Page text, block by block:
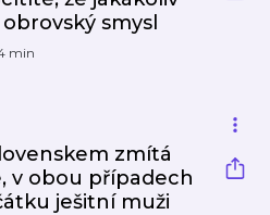
smysl
min
zmítá
v obou případech
ješitní muži